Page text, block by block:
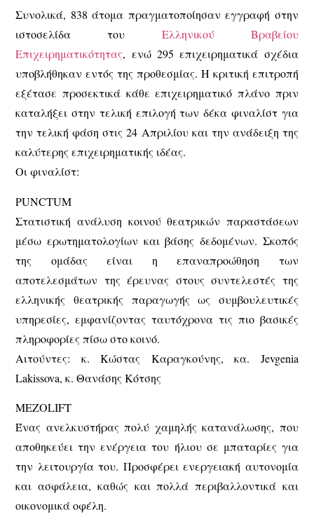
Συνολικά, 838 άτομα πραγματοποίησαν εγγραφή στην
ιστοσελίδα του Ελληνικού Βραβείου
Επιχειρηματικότητας, ενώ 295 επιχειρηματικά σχέδια
υποβλήθηκαν εντός της προθεσμίας. Η κριτική επιτροπή
εξέτασε προσεκτικά κάθε επιχειρηματικό πλάνο πριν
καταλήξει στην τελική επιλογή των δέκα φιναλίστ για
την τελική φάση στις 24 Απριλίου και την ανάδειξη της
καλύτερης επιχειρηματικής ιδέας.
Οι φιναλίστ:
PUNCTUM
Στατιστική ανάλυση κοινού θεατρικών παραστάσεων
μέσω ερωτηματολογίων και βάσης δεδομένων. Σκοπός
της ομάδας είναι η επαναπροώθηση των
αποτελεσμάτων της έρευνας στους συντελεστές της
ελληνικής θεατρικής παραγωγής ως συμβουλευτικές
υπηρεσίες, εμφανίζοντας ταυτόχρονα τις πιο βασικές
πληροφορίες πίσω στο κοινό.
Αιτούντες: κ. Κώστας Καραγκούνης, κα. Jevgenia
Lakissova, κ. Θανάσης Κότσης
MEZOLIFT
Ένας ανελκυστήρας πολύ χαμηλής κατανάλωσης, που
αποθηκεύει την ενέργεια του ήλιου σε μπαταρίες για
την λειτουργία του. Προσφέρει ενεργειακή αυτονομία
και ασφάλεια, καθώς και πολλά περιβαλλοντικά και
οικονομικά οφέλη.